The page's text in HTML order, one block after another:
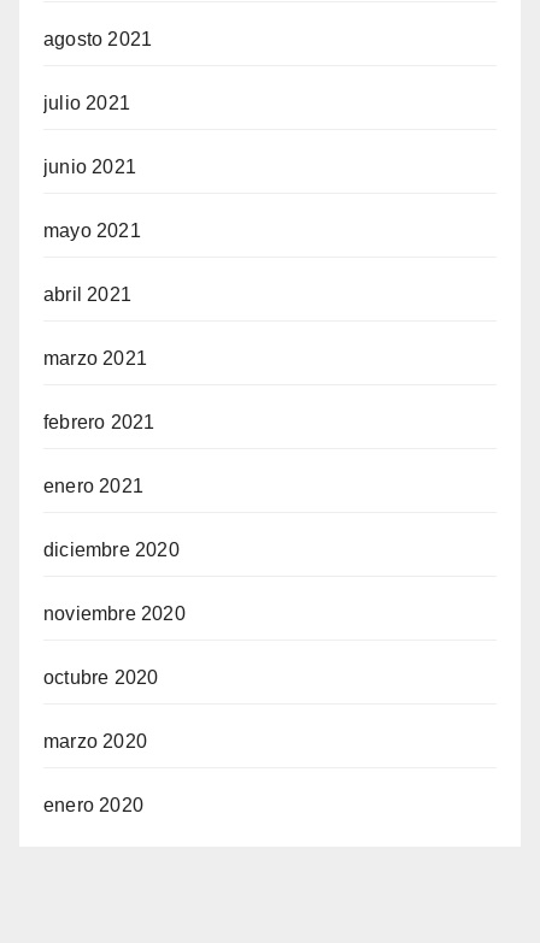
agosto 2021
julio 2021
junio 2021
mayo 2021
abril 2021
marzo 2021
febrero 2021
enero 2021
diciembre 2020
noviembre 2020
octubre 2020
marzo 2020
enero 2020